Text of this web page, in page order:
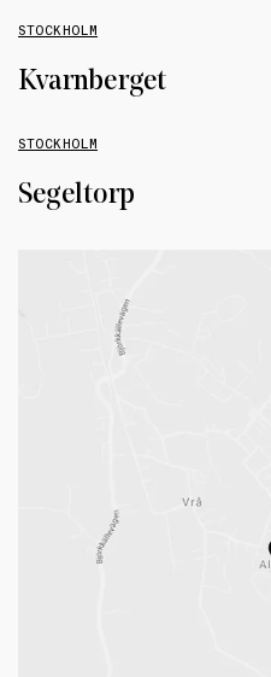
STOCKHOLM
Kvarnberget
STOCKHOLM
Segeltorp